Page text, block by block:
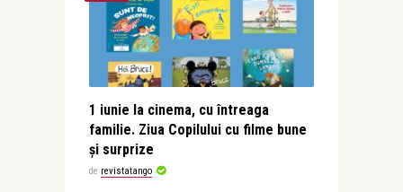
1 iunie la cinema, cu întreaga
familie. Ziua Copilului cu filme bune
și surprize
de revistatango